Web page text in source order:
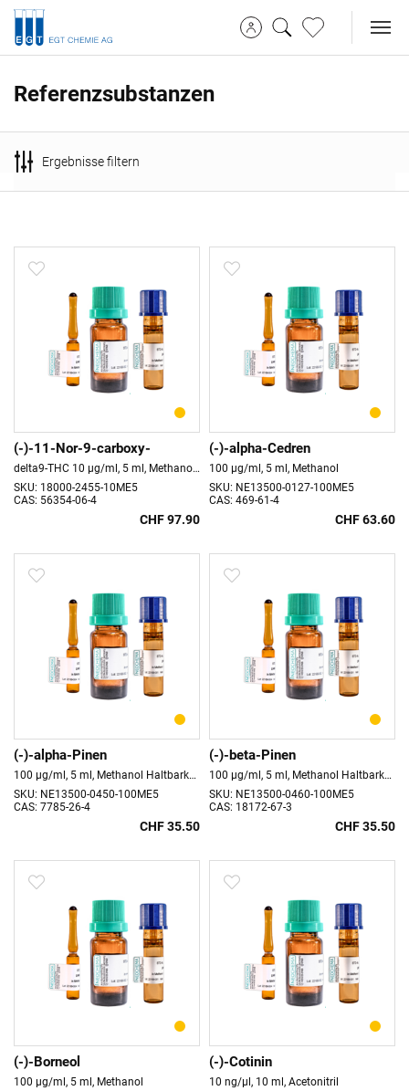
Referenzsubstanzen
Ergebnisse filtern
(-)-11-Nor-9-carboxy-
delta9-THC 10 µg/ml, 5 ml, Methanol Haltbarkeit 18 Monate
SKU: 18000-2455-10ME5
CAS: 56354-06-4
CHF 97.90
(-)-alpha-Cedren
100 µg/ml, 5 ml, Methanol
SKU: NE13500-0127-100ME5
CAS: 469-61-4
CHF 63.60
(-)-alpha-Pinen
100 µg/ml, 5 ml, Methanol Haltbarkeit 18 Monate
SKU: NE13500-0450-100ME5
CAS: 7785-26-4
CHF 35.50
(-)-beta-Pinen
100 µg/ml, 5 ml, Methanol Haltbarkeit 18 Monate
SKU: NE13500-0460-100ME5
CAS: 18172-67-3
CHF 35.50
(-)-Borneol
100 µg/ml, 5 ml, Methanol
(-)-Cotinin
10 ng/µl, 10 ml, Acetonitril